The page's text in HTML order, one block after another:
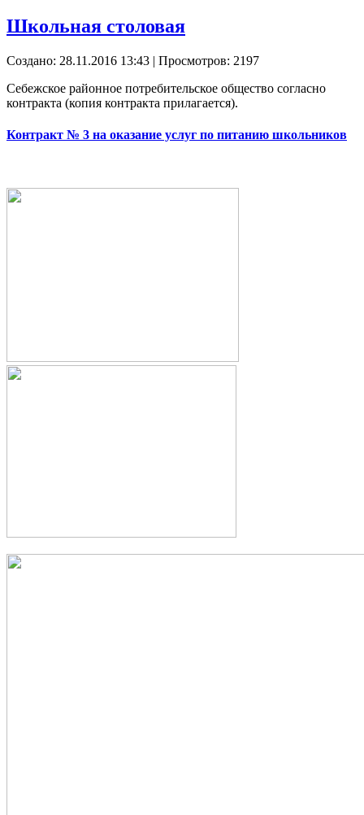
Школьная столовая
Создано: 28.11.2016 13:43 | Просмотров: 2197
Себежское районное потребительское общество согласно
контракта (копия контракта прилагается).
Контракт № 3 на оказание услуг по питанию школьников